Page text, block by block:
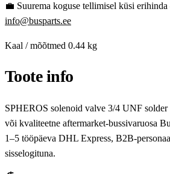
💼 Suurema koguse tellimisel küsi
info@busparts.ee
Kaal / mõõtmed 0.44 kg
Toote info
SPHEROS solenoid valve 3/4 UNF
või kvaliteetne aftermarket-bussivaruosa
1–5 tööpäeva DHL Express, B2B-
sisselogituna.